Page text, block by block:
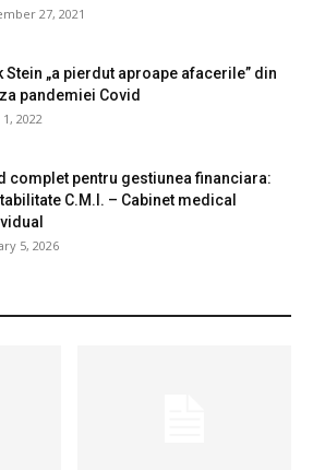
27, 2021
Stein „a pierdut aproape afacerile” din
pandemiei Covid
2022
complet pentru gestiunea financiara:
C.M.I. – Cabinet medical
5, 2026